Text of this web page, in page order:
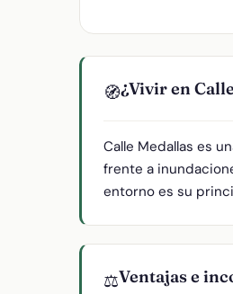
🧭¿Vivir en
Calle Medallas es
frente a
entorno es su
⚖️Ventajas e